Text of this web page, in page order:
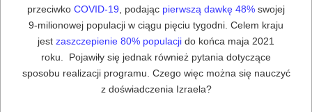
przeciwko COVID-19 , podając pierwszą dawkę 48% swojej
9-milionowej populacji w ciągu pięciu tygodni. Celem kraju
jest zaszczepienie 80% populacji do końca maja 2021
roku. Pojawiły się jednak również pytania dotyczące
sposobu realizacji programu. Czego więc można się nauczyć
z doświadczenia Izraela?